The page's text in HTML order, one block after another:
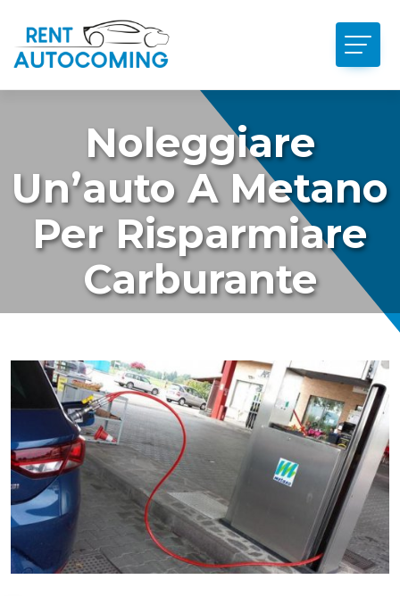
Noleggiare
Un’auto A Metano
Per Risparmiare
Carburante